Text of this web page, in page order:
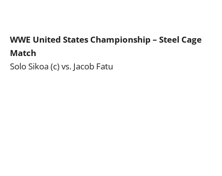
WWE United States Championship – Steel Cage
Match
Solo Sikoa (c) vs. Jacob Fatu